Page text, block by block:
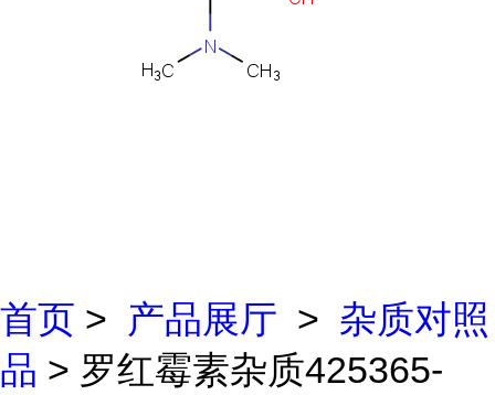
首页 > 产品展厅 > 杂质对照
品 > 罗红霉素杂质425365-